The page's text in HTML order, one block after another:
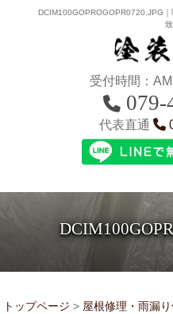
DCIM100GOPROGOPR0720.JPG
受付時間：
079-
代表直通
トップページ > 屋根修理・雨漏